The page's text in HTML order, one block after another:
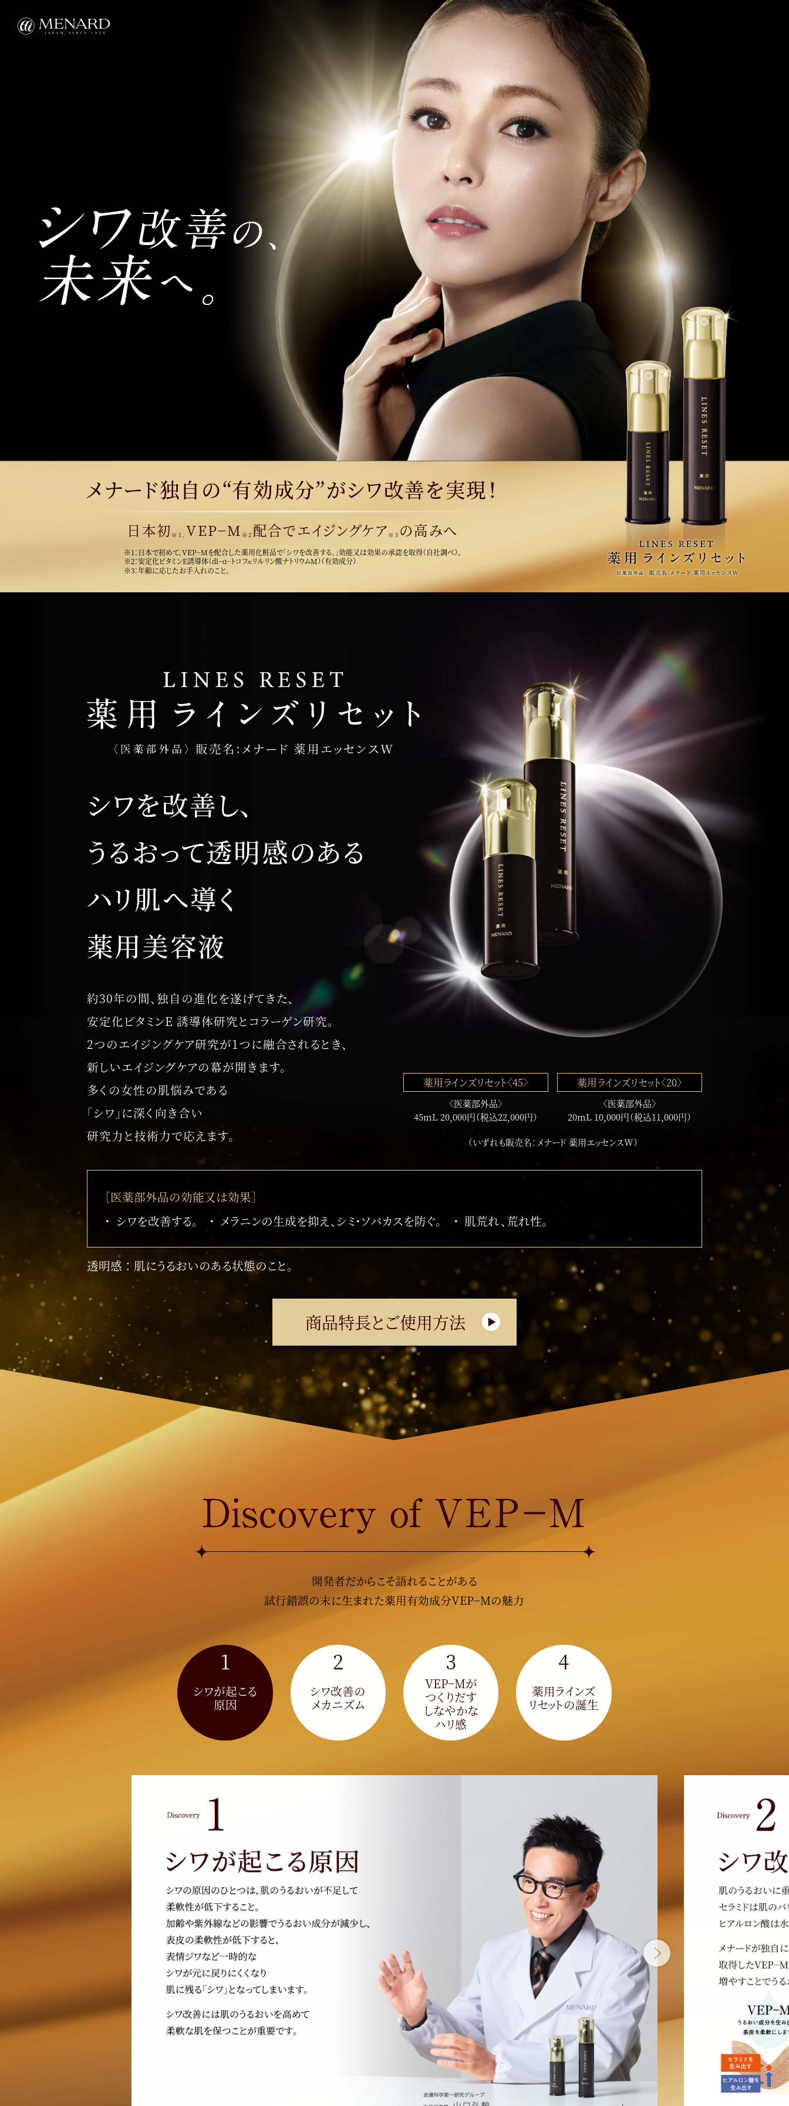
メナード独自の“有効成分”がシワ改善を実現！
日本初 ※1、 VEP−M ※2 配合でエイジングケア ※3 の高みへ
※1：日本で初めて、VEP−Mを配合した薬用化粧品で「シワを改善する。」効能又は効果の承認を取得（自社調べ）。
※2：安定化ビタミンE誘導体（dl−α−トコフェリルリン酸ナトリウムM）（有効成分）
※3：年齢に応じたお手入れのこと。
シワを改善し、
うるおって透明感のある
ハリ肌へ導く
薬用美容液
約30年の間、独自の進化を遂げてきた、
安定化ビタミンE 誘導体研究とコラーゲン研究。
2つのエイジングケア研究が1つに融合されるとき、
新しいエイジングケアの幕が開きます。
多くの女性の肌悩みである
「シワ」に深く向き合い
研究力と技術力で応えます。
薬用ラインズリセット〈45〉
〈医薬部外品〉
45mL 20,000円（税込22,000円）
薬用ラインズリセット〈20〉
〈医薬部外品〉
20mL 10,000円（税込11,000円）
（いずれも販売名：メナード 薬用エッセンスW）
［医薬部外品の効能又は効果］
シワを改善する。
メラニンの生成を抑え、シミ・ソバカスを防ぐ。 肌荒れ、荒れ性。
透明感 ： 肌にうるおいのある状態のこと。
商品特長とご使用方法
開発者だからこそ語れることがある
試行錯誤の末に生まれた薬用有効成分VEP−Mの魅力
1
シワが起こる
原因
2
シワ改善の
メカニズム
3
VEP−Mが
つくりだす
しなやかな
ハリ感
4
薬用ラインズ
リセットの誕生